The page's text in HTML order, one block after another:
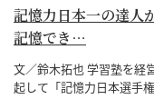
記憶力日本一の達人
記憶でき…
文／鈴木拓也 学習塾を経
起して「記憶力日本選手